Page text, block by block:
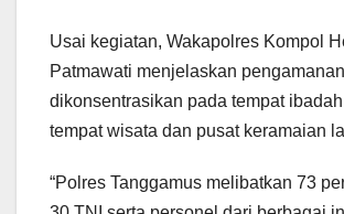
Usai kegiatan, Wakapolres Kompol
Patmawati menjelaskan pengamanan
dikonsentrasikan pada tempat
tempat wisata dan pusat keramaian
“Polres Tanggamus melibatkan 73